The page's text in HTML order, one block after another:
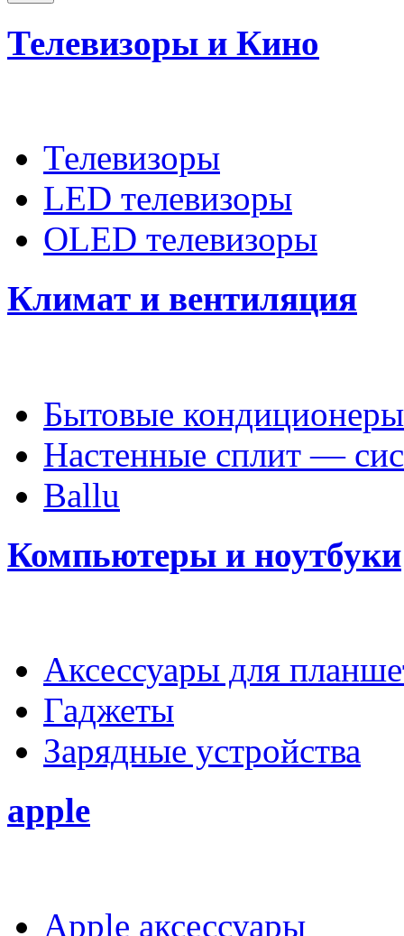
Телевизоры и Кино
Телевизоры
LED телевизоры
OLED телевизоры
Климат и вентиляция
Бытовые кондиционеры
Настенные сплит —
Ballu
Компьютеры и ноутбуки
Аксессуары для
Гаджеты
Зарядные устройства
apple
Apple аксессуары